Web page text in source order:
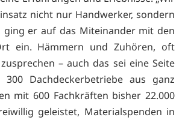
nicht nur Handwerker, sondern
ging er auf das Miteinander mit den
ein. Hämmern und Zuhören, oft
– auch das sei eine Seite
300 Dachdeckerbetriebe aus ganz
mit 600 Fachkräften bisher 22.000
geleistet, Materialspenden in